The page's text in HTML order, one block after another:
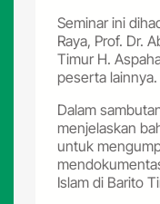
Seminar ini
Raya, Prof. Dr.
Timur H.
peserta lainnya.
Dalam
menjelaskan
untuk
Islam di Barito